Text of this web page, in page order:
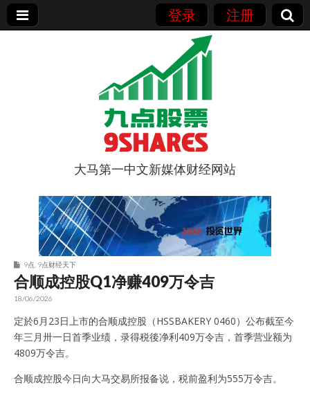
登录 注册
9点股票
大马第一中文新媒体财经网站
9点 9点财经天下
合顺成控股Q1净赚409万令吉
18/06/2026
定於6月23日上市的合顺成控股（HSSBAKERY 0460）公布截至今
年三月卅一日首季业绩，录得税後净利409万令吉，首季营业额为
4809万令吉。
合顺成控股今日向大马交易所报备说，税前盈利为555万令吉。